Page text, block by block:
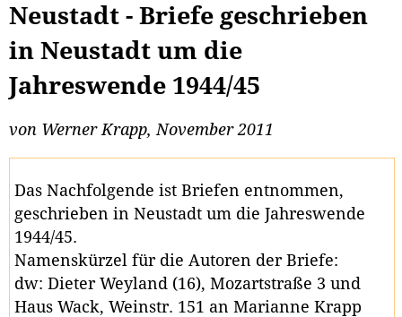
Neustadt - Briefe geschrieben
in Neustadt um die
Jahreswende 1944/45
von Werner Krapp, November 2011
Das Nachfolgende ist Briefen entnommen,
geschrieben in Neustadt um die Jahreswende
1944/45.
Namenskürzel für die Autoren der Briefe:
dw: Dieter Weyland (16), Mozartstraße 3 und
Haus Wack, Weinstr. 151 an Marianne Krapp